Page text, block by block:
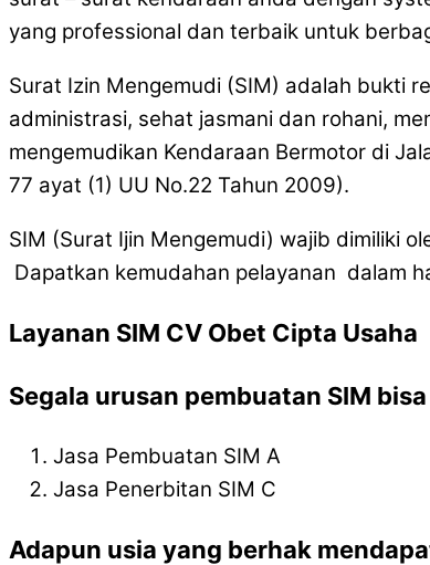
yang professional dan terbaik untuk
Surat Izin Mengemudi (SIM) adalah bukti
administrasi, sehat jasmani dan rohani,
mengemudikan Kendaraan Bermotor di
77 ayat (1) UU No.22 Tahun 2009).
SIM (Surat Ijin Mengemudi) wajib dimiliki
Dapatkan kemudahan pelayanan dalam
Layanan SIM CV Obet Cipta Usaha
Segala urusan pembuatan SIM
Jasa Pembuatan SIM A
Jasa Penerbitan SIM C
Adapun usia yang berhak